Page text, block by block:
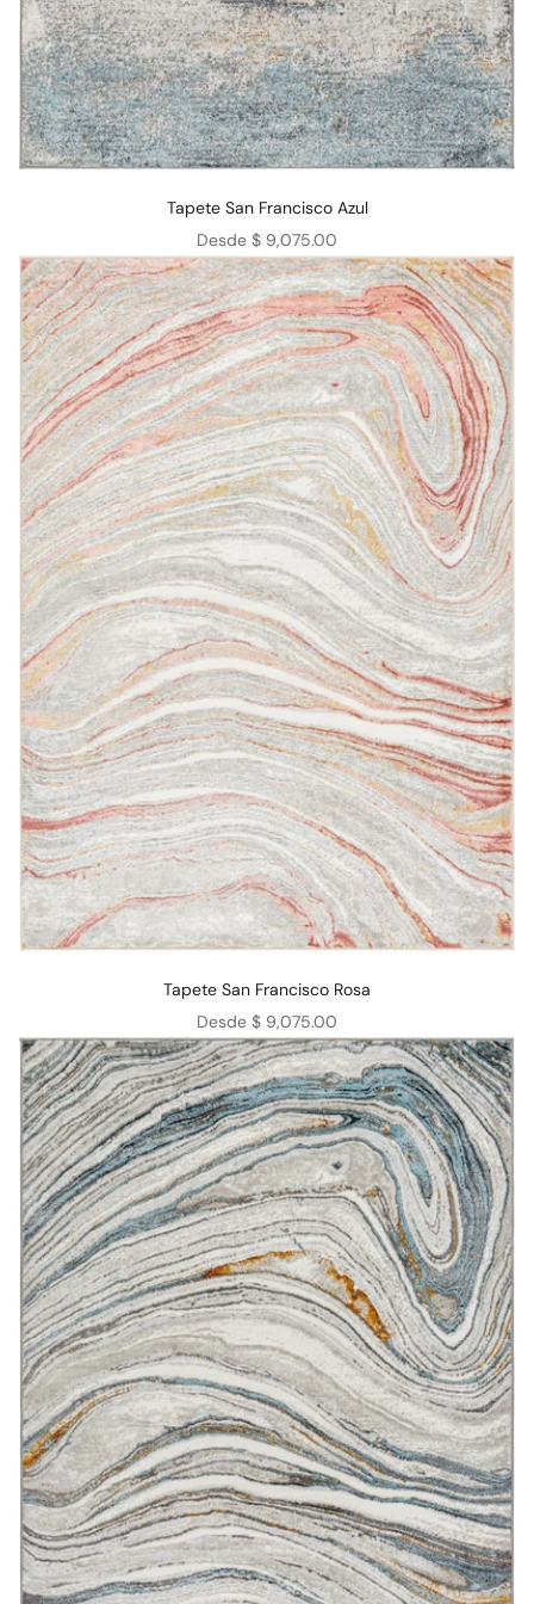
Tapete San Francisco Azul
Precio de oferta
Desde $ 9,075.00
Tapete San Francisco Rosa
Precio de oferta
Desde $ 9,075.00